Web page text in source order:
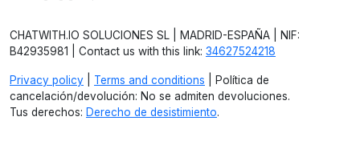
CHATWITH.IO SOLUCIONES SL | MADRID-ESPAÑA | NIF:
B42935981 | Contact us with this link: 34627524218
Privacy policy Terms and conditions | Política de
cancelación/devolución: No se admiten devoluciones.
Tus derechos: Derecho de desistimiento.